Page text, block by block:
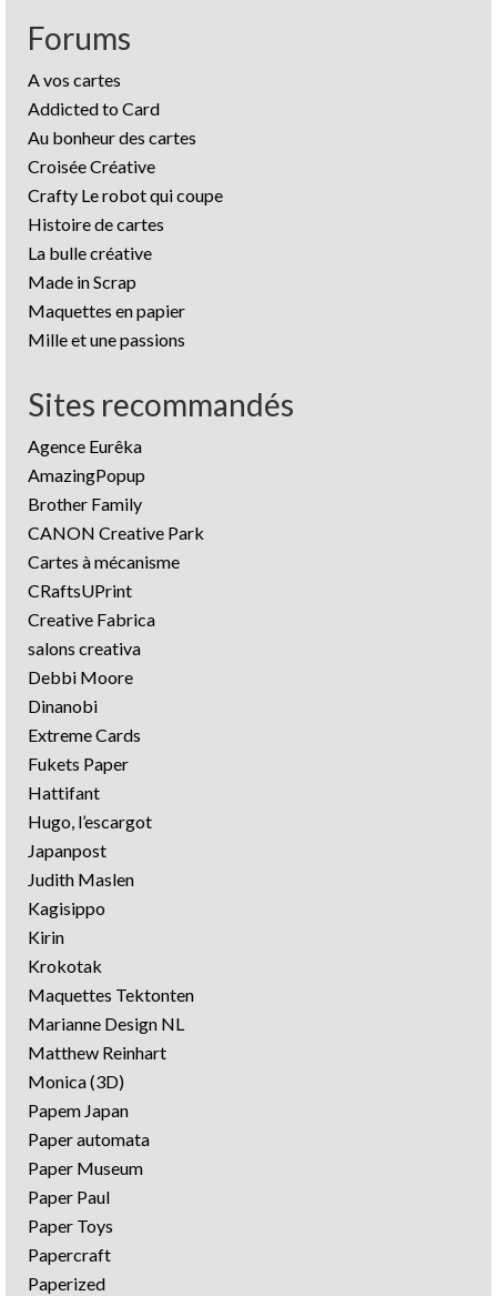
Forums
A vos cartes
Addicted to Card
Au bonheur des cartes
Croisée Créative
Crafty Le robot qui coupe
Histoire de cartes
La bulle créative
Made in Scrap
Maquettes en papier
Mille et une passions
Sites recommandés
Agence Eurêka
AmazingPopup
Brother Family
CANON Creative Park
Cartes à mécanisme
CRaftsUPrint
Creative Fabrica
salons creativa
Debbi Moore
Dinanobi
Extreme Cards
Fukets Paper
Hattifant
Hugo, l’escargot
Japanpost
Judith Maslen
Kagisippo
Kirin
Krokotak
Maquettes Tektonten
Marianne Design NL
Matthew Reinhart
Monica (3D)
Papem Japan
Paper automata
Paper Museum
Paper Paul
Paper Toys
Papercraft
Paperized